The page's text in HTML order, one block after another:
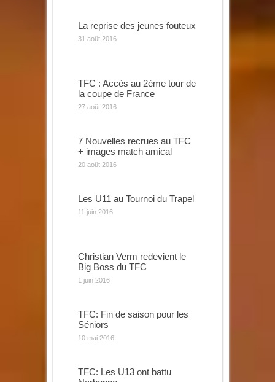
La reprise des jeunes fouteux
31 août 2016
TFC : Accès au 2ème tour de
la coupe de France
27 août 2016
7 Nouvelles recrues au TFC
+ images match amical
20 août 2016
Les U11 au Tournoi du Trapel
11 juin 2016
Christian Verm redevient le
Big Boss du TFC
1 juin 2016
TFC: Fin de saison pour les
Séniors
10 mai 2016
TFC: Les U13 ont battu